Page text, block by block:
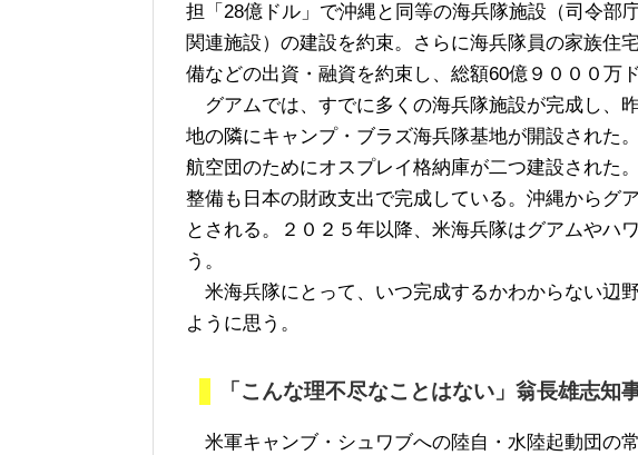
担「28億ドル」で沖縄と同等の海兵隊施設（司令部
関連施設）の建設を約束。さらに海兵隊員の家族住
備などの出資・融資を約束し、総額60億９０００万
グアムでは、すでに多くの海兵隊施設が完成し、
地の隣にキャンプ・ブラズ海兵隊基地が開設された
航空団のためにオスプレイ格納庫が二つ建設された
整備も日本の財政支出で完成している。沖縄からグ
とされる。２０２５年以降、米海兵隊はグアムやハ
う。
米海兵隊にとって、いつ完成するかわからない辺
ように思う。
「こんな理不尽なことはない」翁長雄志知
米軍キャンブ・シュワブへの陸自・水陸起動団の